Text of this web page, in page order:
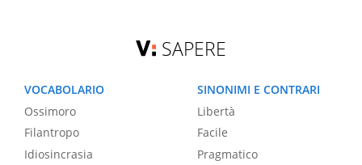
SAPERE
VOCABOLARIO
Ossimoro
Filantropo
Idiosincrasia
SINONIMI E CONTRARI
Libertà
Facile
Pragmatico